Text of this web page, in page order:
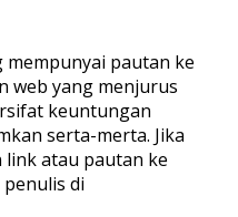
mempunyai pautan ke
web yang menjurus
keuntungan
serta-merta. Jika
atau pautan ke
di